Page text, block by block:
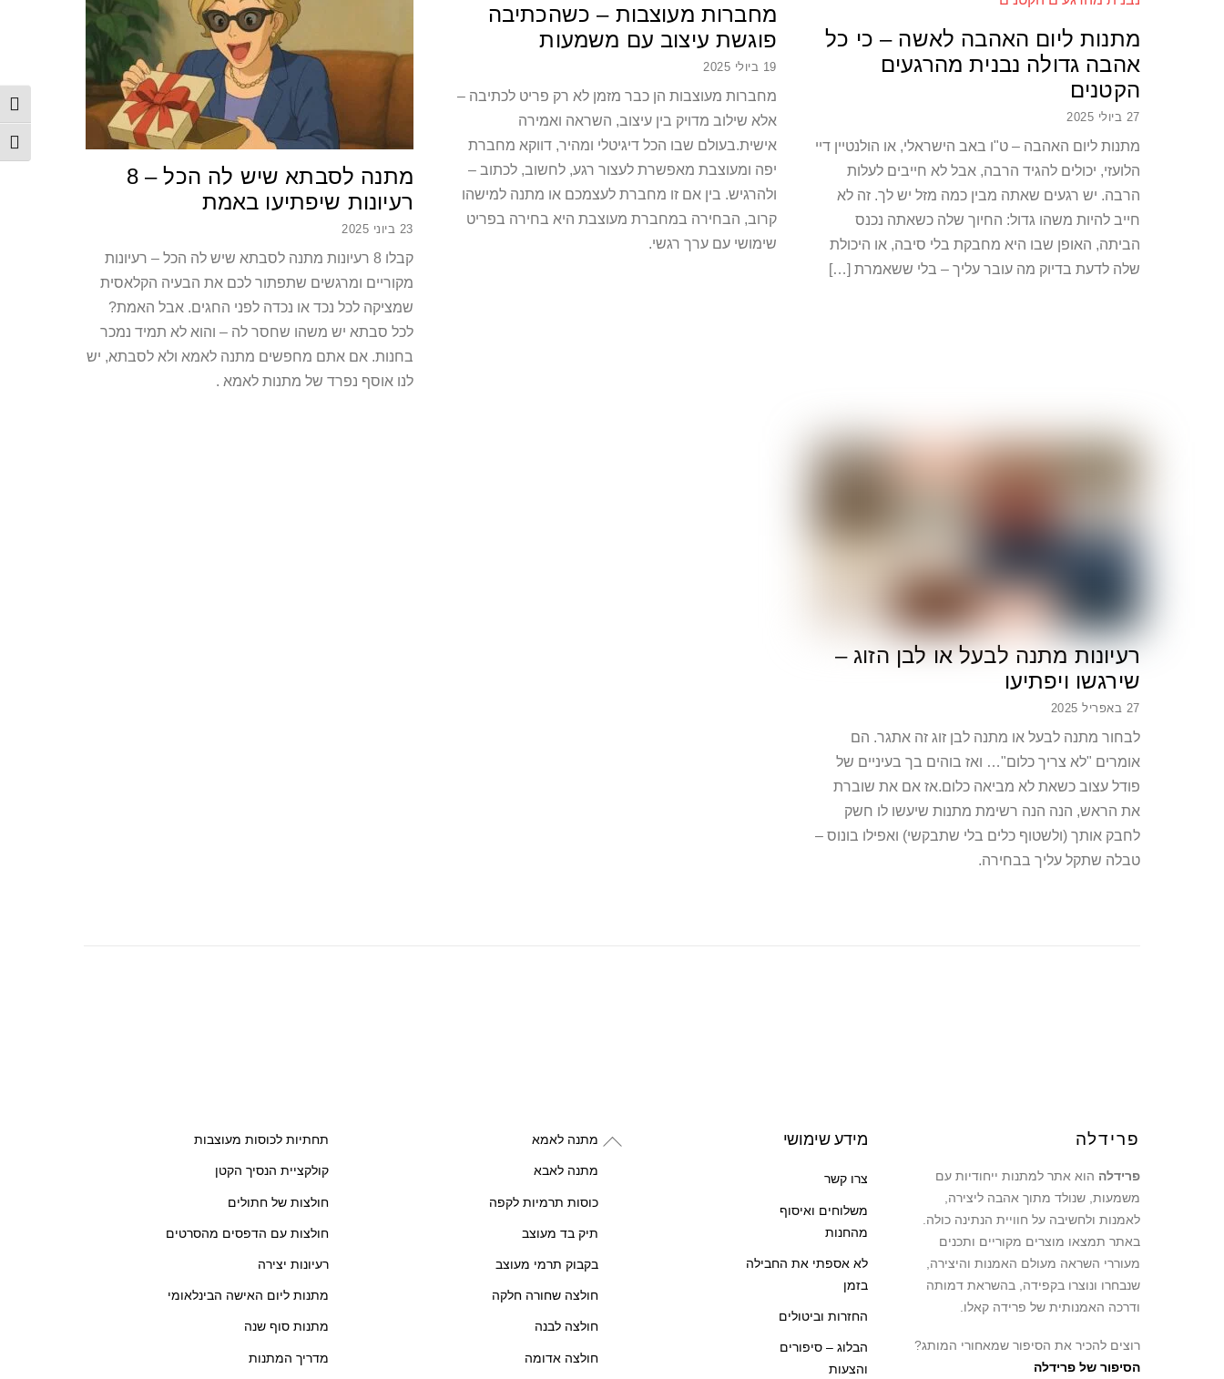
27 ביולי 2025
מתנות ליום האהבה לאשה – כי כל
אהבה גדולה נבנית מהרגעים
הקטנים
מתנות ליום האהבה – ט"ו באב הישראלי, או הולנטיין דיי
הלועזי, יכולים להגיד הרבה, אבל לא חייבים לעלות
הרבה. יש רגעים שאתה מבין כמה מזל יש לך. זה לא
חייב להיות משהו גדול: החיוך שלה כשאתה נכנס
הביתה, האופן שבו היא מחבקת בלי סיבה, או היכולת
שלה לדעת בדיוק מה עובר עליך – בלי ששאמרת […]
19 ביולי 2025
מחברות מעוצבות – כשהכתיבה
פוגשת עיצוב עם משמעות
מחברות מעוצבות הן כבר מזמן לא רק פריט לכתיבה –
אלא שילוב מדויק בין עיצוב, השראה ואמירה
אישית.בעולם שבו הכל דיגיטלי ומהיר, דווקא מחברת
יפה ומעוצבת מאפשרת לעצור רגע, לחשוב, לכתוב –
ולהרגיש. בין אם זו מחברת לעצמכם או מתנה למישהו
קרוב, הבחירה במחברת מעוצבת היא בחירה בפריט
שימושי עם ערך רגשי.
23 ביוני 2025
מתנה לסבתא שיש לה הכל – 8
רעיונות שיפתיעו באמת
קבלו 8 רעיונות מתנה לסבתא שיש לה הכל – רעיונות
מקוריים ומרגשים שתפתור לכם את הבעיה הקלאסית
שמציקה לכל נכד או נכדה לפני החגים. אבל האמת?
לכל סבתא יש משהו שחסר לה – והוא לא תמיד נמכר
בחנות. אם אתם מחפשים מתנה לאמא ולא לסבתא, יש
לנו אוסף נפרד של מתנות לאמא .
27 באפריל 2025
רעיונות מתנה לבעל או לבן הזוג –
שירגשו ויפתיעו
לבחור מתנה לבעל או מתנה לבן זוג זה אתגר. הם
אומרים "לא צריך כלום"… ואז בוהים בך בעיניים של
פודל עצוב כשאת לא מביאה כלום.אז אם את שוברת
את הראש, הנה הנה רשימת מתנות שיעשו לו חשק
לחבק אותך (ולשטוף כלים בלי שתבקשי) ואפילו בונוס –
טבלה שתקל עליך בבחירה.
Back
פרידלה
פרידלה הוא אתר למתנות ייחודיות עם
משמעות, שנולד מתוך אהבה ליצירה,
לאמנות ולחשיבה על חוויית הנתינה כולה.
באתר תמצאו מוצרים מקוריים ותכנים
מעוררי השראה מעולם האמנות והיצירה,
שנבחרו ונוצרו בקפידה, בהשראת דמותה
ודרכה האמנותית של פרידה קאלו.
רוצים להכיר את הסיפור שמאחורי המותג?
הסיפור של פרידלה
מידע שימושי
צרו קשר
משלוחים ואיסוף
מהחנות
לא אספתי את החבילה
בזמן
החזרות וביטולים
הבלוג – סיפורים
והצעות
מתנה לאמא
מתנה לאבא
כוסות תרמיות לקפה
תיק בד מעוצב
בקבוק תרמי מעוצב
חולצה שחורה חלקה
חולצה לבנה
חולצה אדומה
תחתיות לכוסות מעוצבות
קולקציית הנסיך הקטן
חולצות של חתולים
חולצות עם הדפסים מהסרטים
רעיונות יצירה
מתנות ליום האישה הבינלאומי
מתנות סוף שנה
מדריך המתנות